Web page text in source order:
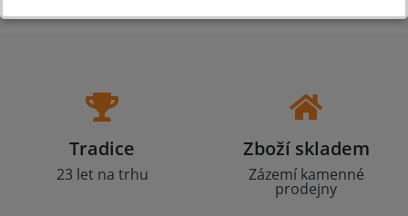
Tradice
23 let na trhu
Zboží skladem
Zázemí kamenné
prodejny